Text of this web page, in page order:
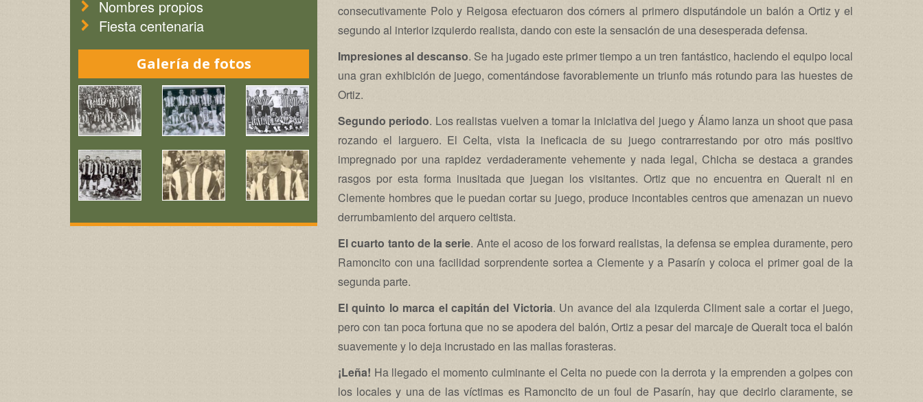
Nombres propios
Fiesta centenaria
Galería de fotos
consecutivamente Polo y Reigosa efectuaron dos córners al primero disputándole un balón a Ortiz y el
segundo al interior izquierdo realista, dando con este la sensación de una desesperada defensa.
Impresiones al descanso. Se ha jugado este primer tiempo a un tren fantástico, haciendo el equipo local
una gran exhibición de juego, comentándose favorablemente un triunfo más rotundo para las huestes de
Ortiz.
Segundo periodo. Los realistas vuelven a tomar la iniciativa del juego y Álamo lanza un shoot que pasa
rozando el larguero. El Celta, vista la ineficacia de su juego contrarrestando por otro más positivo
impregnado por una rapidez verdaderamente vehemente y nada legal, Chicha se destaca a grandes
rasgos por esta forma inusitada que juegan los visitantes. Ortiz que no encuentra en Queralt ni en
Clemente hombres que le puedan cortar su juego, produce incontables centros que amenazan un nuevo
derrumbamiento del arquero celtista.
El cuarto tanto de la serie. Ante el acoso de los forward realistas, la defensa se emplea duramente, pero
Ramoncito con una facilidad sorprendente sortea a Clemente y a Pasarín y coloca el primer goal de la
segunda parte.
El quinto lo marca el capitán del Victoria. Un avance del ala izquierda Climent sale a cortar el juego,
pero con tan poca fortuna que no se apodera del balón, Ortiz a pesar del marcaje de Queralt toca el balón
suavemente y lo deja incrustado en las mallas forasteras.
¡Leña! Ha llegado el momento culminante el Celta no puede con la derrota y la emprenden a golpes con
los locales y una de las víctimas es Ramoncito de un foul de Pasarín, hay que decirlo claramente, se